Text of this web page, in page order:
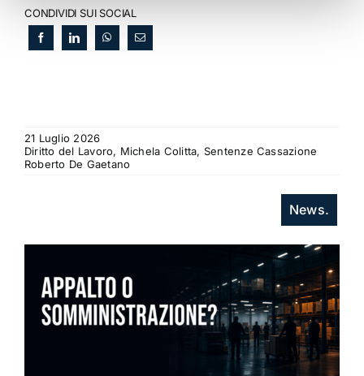
CONDIVIDI SUI SOCIAL
21 Luglio 2026
Diritto del Lavoro, Michela Colitta, Sentenze Cassazione
Roberto De Gaetano
News.